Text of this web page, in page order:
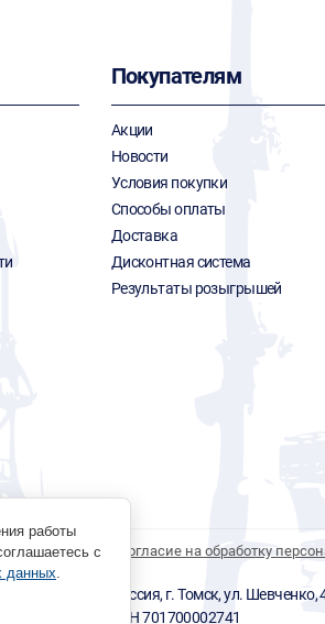
Покупателям
Акции
Новости
Условия покупки
Способы оплаты
Доставка
Дисконтная система
Результаты розыгрышей
данных Согласие на обработку
«Мастер Плюс» Россия, г. Томск, ул. Шевченко,
Д.Н. ИНН 701700002741
работы
с
данных.